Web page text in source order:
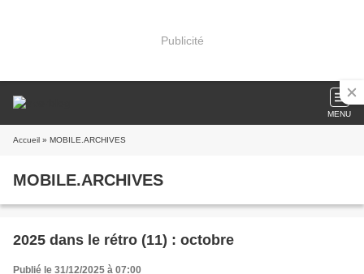
Publicité
MENU
Accueil » MOBILE.ARCHIVES
MOBILE.ARCHIVES
2025 dans le rétro (11) : octobre
Publié le 31/12/2025 à 07:00